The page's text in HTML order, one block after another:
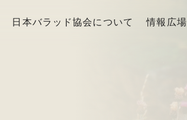
日本バラッド協会について 情報広場